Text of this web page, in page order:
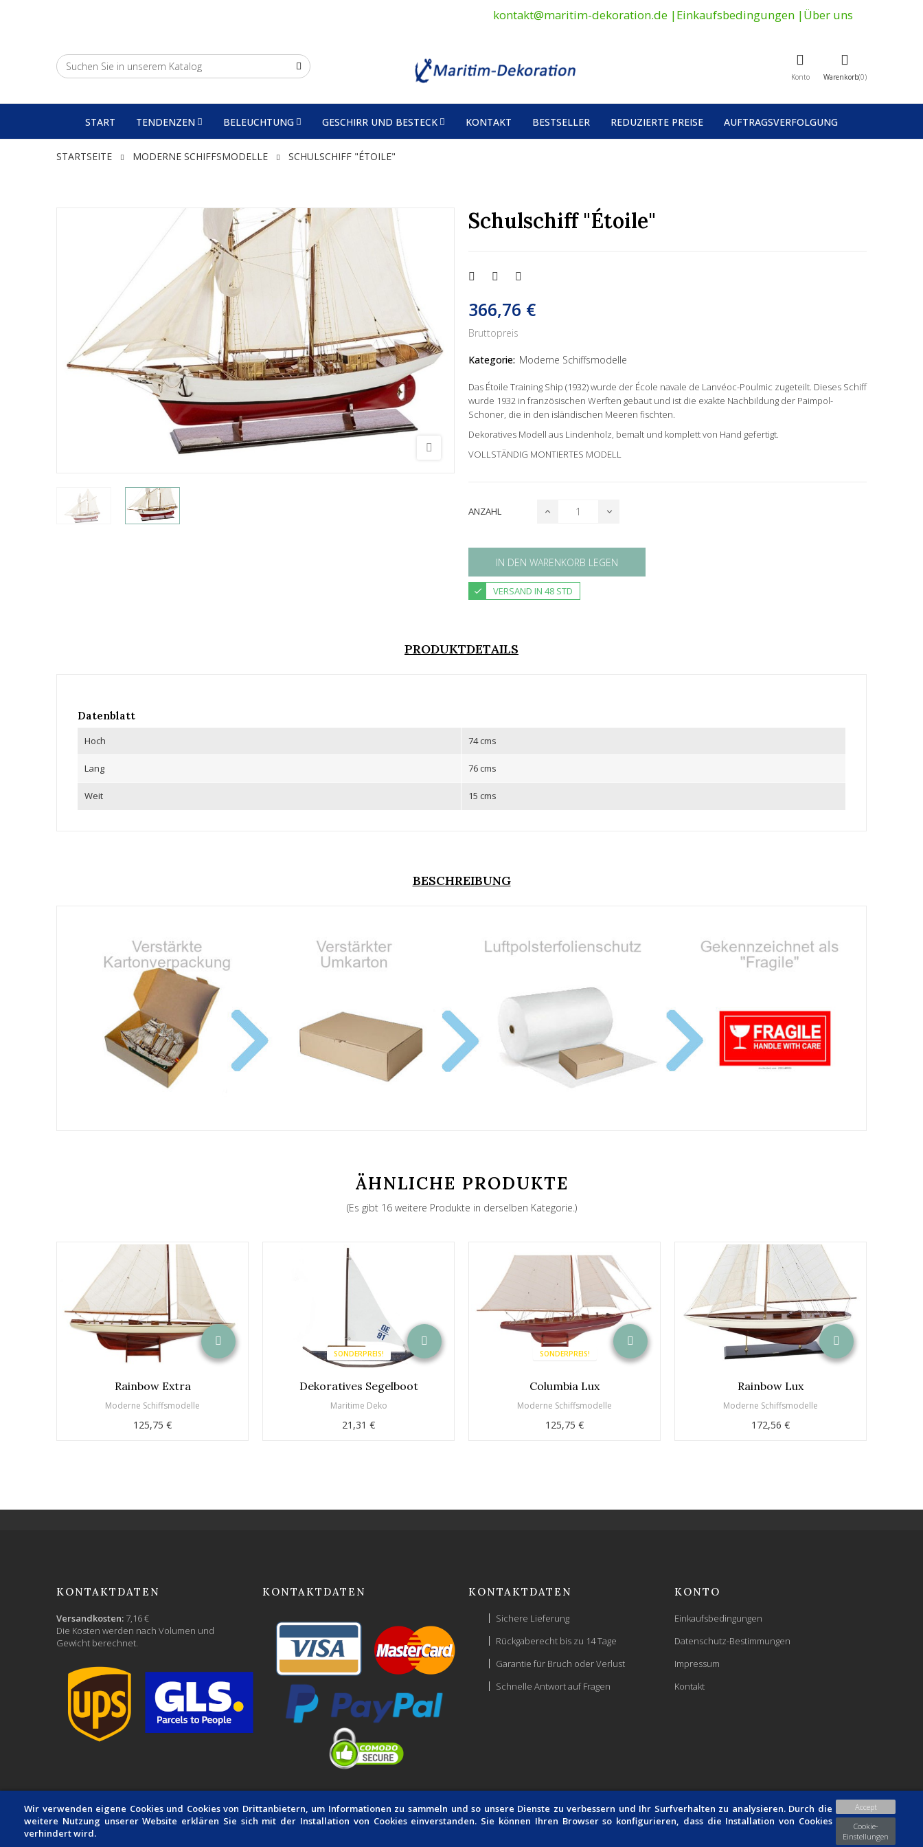
Wir verwenden eigene Cookies und Cookies von Drittanbietern, um Informationen zu sammeln und so unsere Dienste zu verbessern und Ihr Surfverhalten zu analysieren. Durch die
weitere Nutzung unserer Website erklären Sie sich mit der Installation von Cookies einverstanden. Sie können Ihren Browser so konfigurieren, dass die Installation von Cookies
verhindert wird.
Accept
Cookie-
Einstellungen
kontakt@maritim-dekoration.de |Einkaufsbedingungen |Über uns
Konto Warenkorb 0
START TENDENZEN BELEUCHTUNG GESCHIRR UND BESTECK KONTAKT BESTSELLER REDUZIERTE PREISE AUFTRAGSVERFOLGUNG
STARTSEITE MODERNE SCHIFFSMODELLE SCHULSCHIFF "ÉTOILE"
Schulschiff "Étoile"
366,76 €
Bruttopreis
Kategorie: Moderne Schiffsmodelle
Das Étoile Training Ship (1932) wurde der École navale de Lanvéoc-Poulmic zugeteilt. Dieses Schiff
wurde 1932 in französischen Werften gebaut und ist die exakte Nachbildung der Paimpol-
Schoner, die in den isländischen Meeren fischten.
Dekoratives Modell aus Lindenholz, bemalt und komplett von Hand gefertigt.
VOLLSTÄNDIG MONTIERTES MODELL
ANZAHL
IN DEN WARENKORB LEGEN
VERSAND IN 48 STD
PRODUKTDETAILS
Datenblatt
Hoch 74 cms
Lang 76 cms
Weit 15 cms
BESCHREIBUNG
ÄHNLICHE PRODUKTE
(Es gibt 16 weitere Produkte in derselben Kategorie.)
Rainbow Extra
Moderne Schiffsmodelle
125,75 €
SONDERPREIS!
Dekoratives Segelboot
Maritime Deko
21,31 €
SONDERPREIS!
Columbia Lux
Moderne Schiffsmodelle
125,75 €
Rainbow Lux
Moderne Schiffsmodelle
172,56 €
KONTAKTDATEN
Versandkosten: 7,16 €
Die Kosten werden nach Volumen und
Gewicht berechnet.
KONTAKTDATEN KONTAKTDATEN
Sichere Lieferung
Rückgaberecht bis zu 14 Tage
Garantie für Bruch oder Verlust
Schnelle Antwort auf Fragen
KONTO
Einkaufsbedingungen
Datenschutz-Bestimmungen
Impressum
Kontakt